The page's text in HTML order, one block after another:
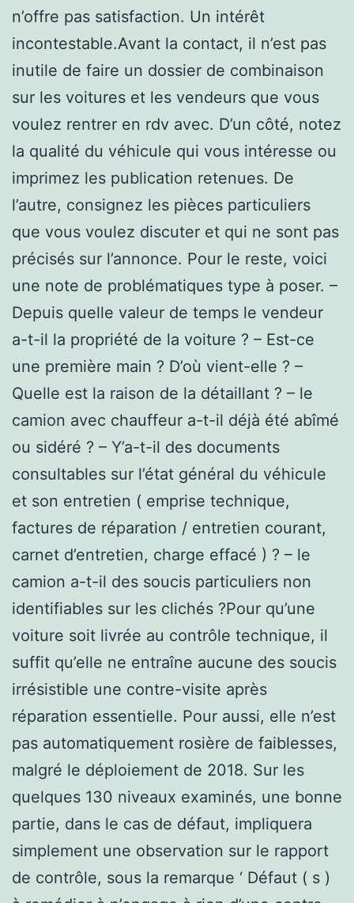
n’offre pas satisfaction. Un intérêt
incontestable.Avant la contact, il n’est pas
inutile de faire un dossier de combinaison
sur les voitures et les vendeurs que vous
voulez rentrer en rdv avec. D’un côté, notez
la qualité du véhicule qui vous intéresse ou
imprimez les publication retenues. De
l’autre, consignez les pièces particuliers
que vous voulez discuter et qui ne sont pas
précisés sur l’annonce. Pour le reste, voici
une note de problématiques type à poser. –
Depuis quelle valeur de temps le vendeur
a-t-il la propriété de la voiture ? – Est-ce
une première main ? D’où vient-elle ? –
Quelle est la raison de la détaillant ? – le
camion avec chauffeur a-t-il déjà été abîmé
ou sidéré ? – Y’a-t-il des documents
consultables sur l’état général du véhicule
et son entretien ( emprise technique,
factures de réparation / entretien courant,
carnet d’entretien, charge effacé ) ? – le
camion a-t-il des soucis particuliers non
identifiables sur les clichés ?Pour qu’une
voiture soit livrée au contrôle technique, il
suffit qu’elle ne entraîne aucune des soucis
irrésistible une contre-visite après
réparation essentielle. Pour aussi, elle n’est
pas automatiquement rosière de faiblesses,
malgré le déploiement de 2018. Sur les
quelques 130 niveaux examinés, une bonne
partie, dans le cas de défaut, impliquera
simplement une observation sur le rapport
de contrôle, sous la remarque ‘ Défaut ( s )